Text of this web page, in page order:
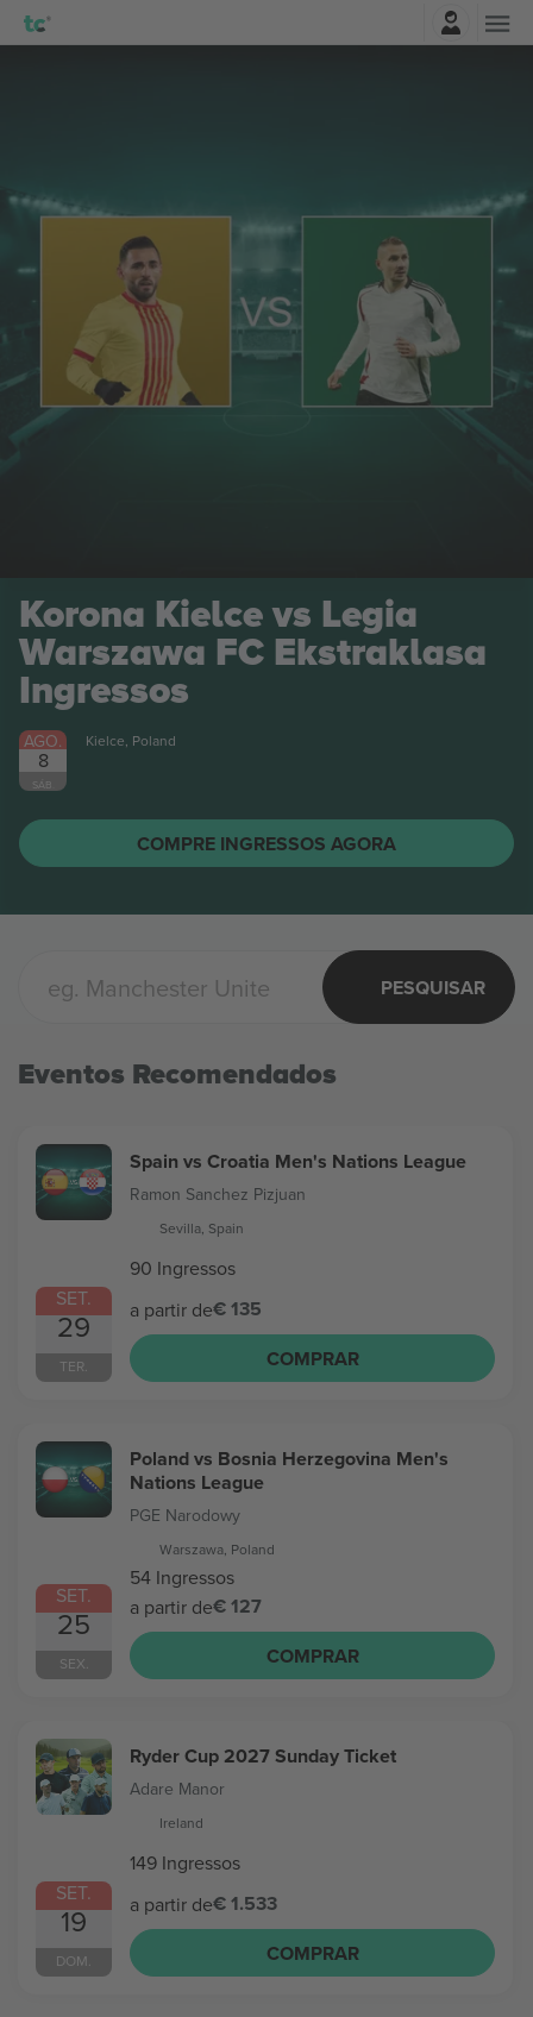
Korona Kielce vs Legia
Warszawa FC Ekstraklasa
Ingressos
AGO.
8
SÁB.
Kielce, Poland
COMPRE INGRESSOS AGORA
PESQUISAR
Eventos Recomendados
SET.
29
TER.
Spain vs Croatia Men's Nations League
Ramon Sanchez Pizjuan
Sevilla, Spain
90 Ingressos
a partir de€ 135
COMPRAR
SET.
25
SEX.
Poland vs Bosnia Herzegovina Men's
Nations League
PGE Narodowy
Warszawa, Poland
54 Ingressos
a partir de€ 127
COMPRAR
SET.
19
DOM.
Ryder Cup 2027 Sunday Ticket
Adare Manor
Ireland
149 Ingressos
a partir de€ 1.533
COMPRAR